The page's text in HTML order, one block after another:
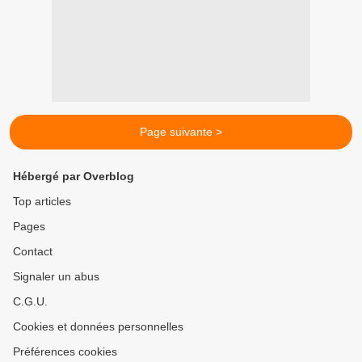
Page suivante >
Hébergé par Overblog
Top articles
Pages
Contact
Signaler un abus
C.G.U.
Cookies et données personnelles
Préférences cookies